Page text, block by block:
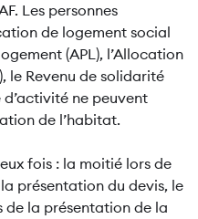
Les personnes
de logement social
(APL), l’Allocation
le Revenu de solidarité
d’activité ne peuvent
de l’habitat.
fois : la moitié lors de
présentation du devis, le
de la présentation de la